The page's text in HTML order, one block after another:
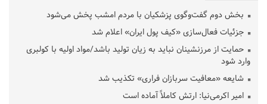
بخش دوم گفت‌وگوی پزشکیان با مردم امشب پخش می‌شود
جزئیات فعال‌سازی «کیف پول ایران» اعلام شد
حمایت از مرزنشینان نباید به زیان تولید باشد/مواد اولیه با کولبری
وارد شود
شایعه «معافیت سربازان فراری» تکذیب شد
امیر اکرمی‌نیا: ارتش کاملاً آماده است